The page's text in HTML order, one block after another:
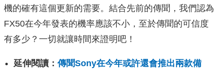
機的確有這個更新的需要。結合先前的傳聞，我們認為
FX50在今年發表的機率應該不小，至於傳聞的可信度
有多少？一切就讓時間來證明吧！
延伸閱讀：傳聞Sony在今年或許還會推出兩款備